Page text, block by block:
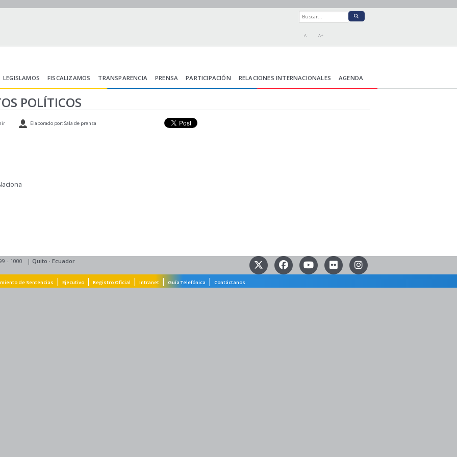
A- A+
LEGISLAMOS FISCALIZAMOS TRANSPARENCIA PRENSA PARTICIPACIÓN RELACIONES INTERNACIONALES AGENDA
POLÍTICOS
Elaborado por: Sala de prensa
- 1000 | Quito · Ecuador
de Sentencias | Ejecutivo | Registro Oficial | Intranet | Guía Telefónica | Contáctanos